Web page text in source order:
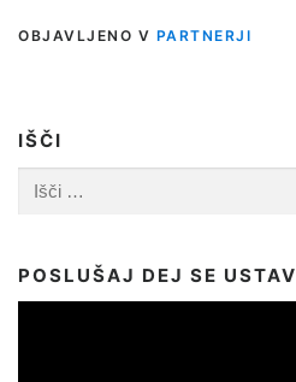
OBJAVLJENO V PARTNERJI
IŠČI
POSLUŠAJ DEJ SE USTAV